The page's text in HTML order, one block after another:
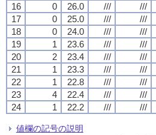
16
0 26.0 /// ///
17
0 25.0 /// ///
18
0 24.0 /// ///
19
1 23.6 /// ///
20
2 23.4 /// ///
21
1 23.3 /// ///
22
1 22.8 /// ///
23
4 22.4 /// ///
24
1 22.2 /// ///
値欄の記号の説明